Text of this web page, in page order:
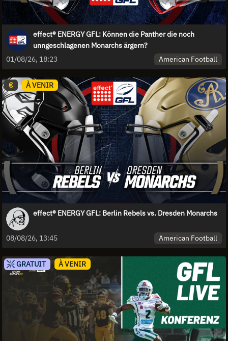
effect® ENERGY GFL: Können die Panther die noch
unngeschlagenen Monarchs ärgern?
01/08/26, 18:23
American Football
€ À VENIR
effect® ENERGY GFL: Berlin Rebels vs. Dresden Monarchs
08/08/26, 13:45 American Football
GRATUIT À VENIR